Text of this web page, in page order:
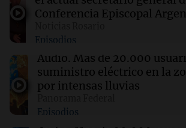
pedir comida y reservar hoteles
09:54 Fútbol
Inoxidable: Messi marcó un
Miami y sumó un nuevo récord
Mundial
09:51 Sociedad
Conferencia Episcopal
Episodios
Audio. Más de 20.000
suministro eléctrico en la
por intensas lluvias
Episodios